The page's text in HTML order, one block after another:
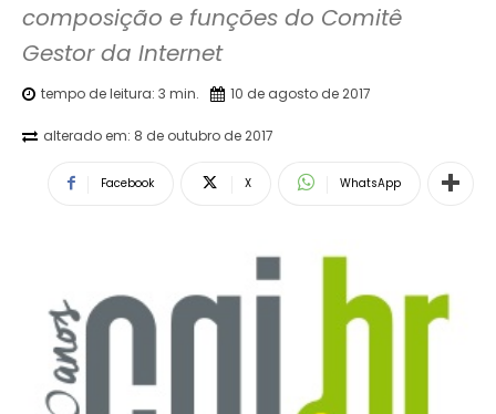
composição e funções do Comitê
Gestor da Internet
tempo de leitura: 3 min. 10 de agosto de 2017
alterado em: 8 de outubro de 2017
Facebook X WhatsApp